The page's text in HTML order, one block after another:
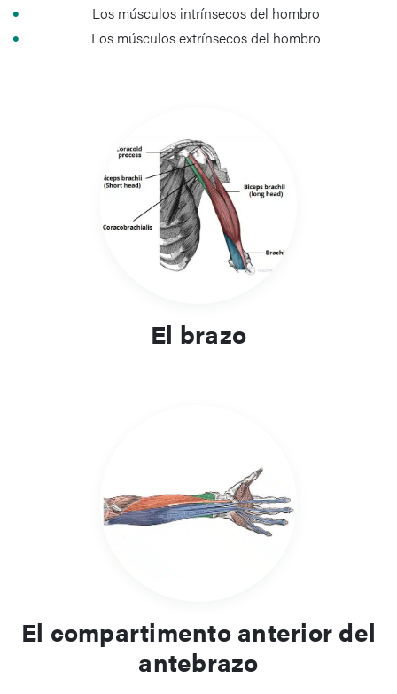
Los músculos intrínsecos del hombro
Los músculos extrínsecos del hombro
El brazo
El compartimento anterior del
antebrazo